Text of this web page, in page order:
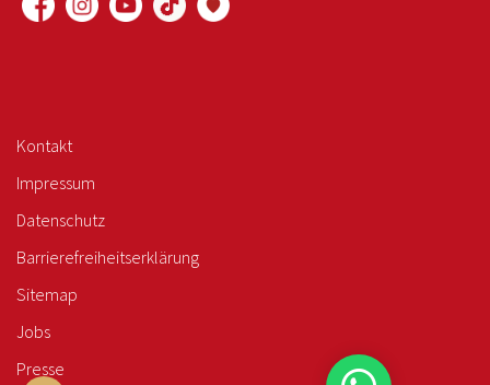
Kontakt
Impressum
Datenschutz
Barrierefreiheitserklärung
Sitemap
Jobs
Presse